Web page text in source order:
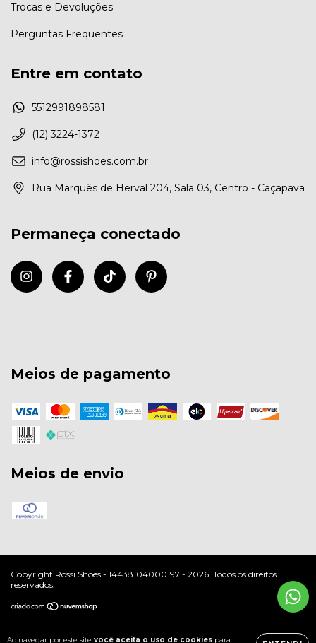
Ao navegar por este site você aceita o uso de cookies para
Trocas e Devoluções
Perguntas Frequentes
Entre em contato
5512991898581
(12) 3224-1372
info@rossishoes.com.br
Rua Marquês de Herval 204, Sala 03, Centro - Caçapava
Permaneça conectado
Meios de pagamento
Meios de envio
Copyright Rossi Shoes - 14438104000197 - 2026. Todos os direitos
reservados.